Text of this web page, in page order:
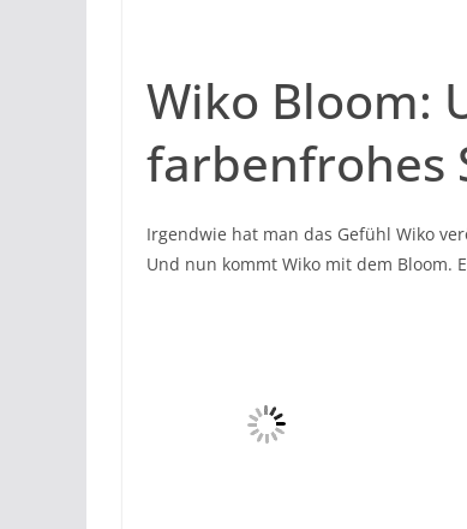
Wiko Bloom:
farbenfrohes
Irgendwie hat man das Gefühl Wiko
Und nun kommt Wiko mit dem Bloom.